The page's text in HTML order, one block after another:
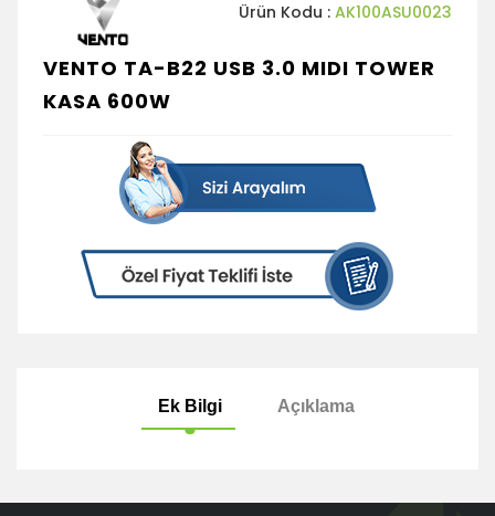
Ürün Kodu : AK100ASU0023
VENTO TA-B22 USB 3.0 MIDI TOWER
KASA 600W